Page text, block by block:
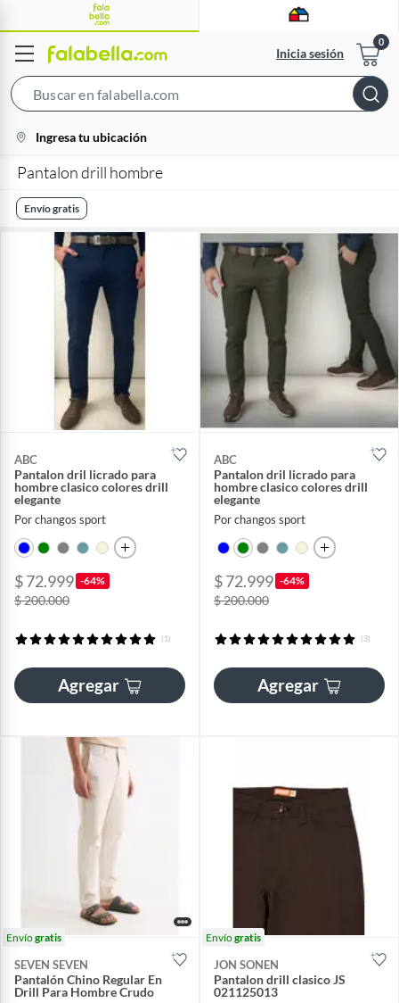
Inicia sesión
Bar
location-
icon
Ingresa tu ubicación
Pantalon drill hombre
Envío gratis
ABC
Pantalon dril licrado para
hombre clasico colores drill
elegante
Por changos sport
$ 72.999 -64%
$ 200.000
(1)
Agregar
ABC
Pantalon dril licrado para
hombre clasico colores drill
elegante
Por changos sport
$ 72.999 -64%
$ 200.000
(3)
Agregar
Envíogratis
SEVEN SEVEN
Pantalón Chino Regular En
Drill Para Hombre Crudo
Envíogratis
JON SONEN
Pantalon drill clasico JS
021125013